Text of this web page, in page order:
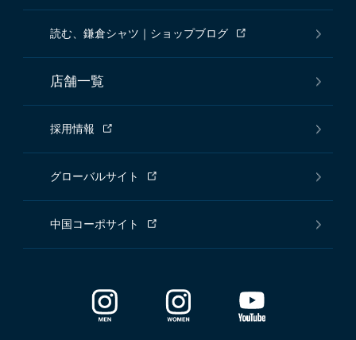
読む、鎌倉シャツ｜ショップブログ
店舗一覧
採用情報
グローバルサイト
中国コーポサイト